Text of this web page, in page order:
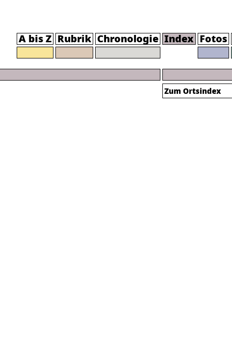
A bis Z Rubrik Chronologie Index Fotos
Zum Ortsindex